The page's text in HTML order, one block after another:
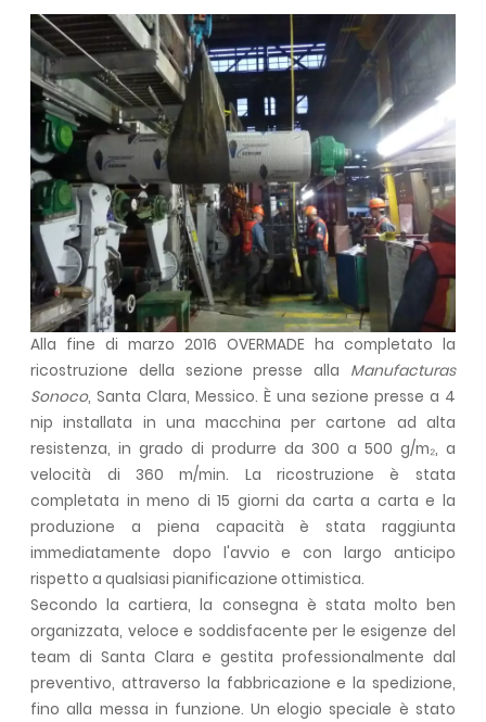
Alla fine di marzo 2016 OVERMADE ha completato la
ricostruzione della sezione presse alla Manufacturas
Sonoco, Santa Clara, Messico. È una sezione presse a 4
nip installata in una macchina per cartone ad alta
resistenza, in grado di produrre da 300 a 500 g/m₂, a
velocità di 360 m/min. La ricostruzione è stata
completata in meno di 15 giorni da carta a carta e la
produzione a piena capacità è stata raggiunta
immediatamente dopo l'avvio e con largo anticipo
rispetto a qualsiasi pianificazione ottimistica.
Secondo la cartiera, la consegna è stata molto ben
organizzata, veloce e soddisfacente per le esigenze del
team di Santa Clara e gestita professionalmente dal
preventivo, attraverso la fabbricazione e la spedizione,
fino alla messa in funzione. Un elogio speciale è stato